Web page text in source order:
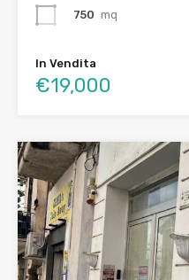
750 mq
In Vendita
€19,000